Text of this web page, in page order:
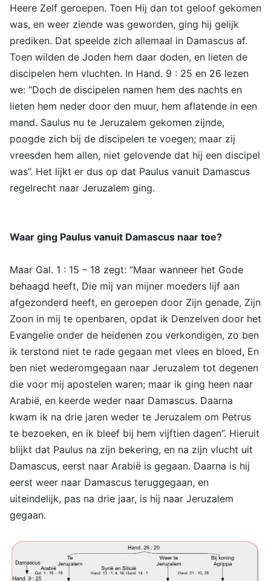
Heere Zelf geroepen. Toen Hij dan tot geloof gekomen
was, en weer ziende was geworden, ging hij gelijk
prediken. Dat speelde zich allemaal in Damascus af.
Toen wilden de Joden hem daar doden, en lieten de
discipelen hem vluchten. In Hand. 9 : 25 en 26 lezen
we: “Doch de discipelen namen hem des nachts en
lieten hem neder door den muur, hem aflatende in een
mand. Saulus nu te Jeruzalem gekomen zijnde,
poogde zich bij de discipelen te voegen; maar zij
vreesden hem allen, niet gelovende dat hij een discipel
was”. Het lijkt er dus op dat Paulus vanuit Damascus
regelrecht naar Jeruzalem ging.
Waar ging Paulus vanuit Damascus naar toe?
Maar Gal. 1 : 15 – 18 zegt: “Maar wanneer het Gode
behaagd heeft, Die mij van mijner moeders lijf aan
afgezonderd heeft, en geroepen door Zijn genade, Zijn
Zoon in mij te openbaren, opdat ik Denzelven door het
Evangelie onder de heidenen zou verkondigen, zo ben
ik terstond niet te rade gegaan met vlees en bloed, En
ben niet wederomgegaan naar Jeruzalem tot degenen
die voor mij apostelen waren; maar ik ging heen naar
Arabië, en keerde weder naar Damascus. Daarna
kwam ik na drie jaren weder te Jeruzalem om Petrus
te bezoeken, en ik bleef bij hem vijftien dagen”. Hieruit
blijkt dat Paulus na zijn bekering, en na zijn vlucht uit
Damascus, eerst naar Arabië is gegaan. Daarna is hij
eerst weer naar Damascus teruggegaan, en
uiteindelijk, pas na drie jaar, is hij naar Jeruzalem
gegaan.